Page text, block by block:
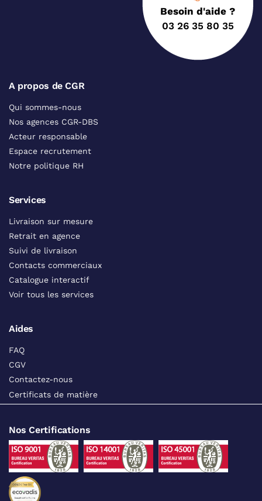
Besoin d'aide ?
03 26 35 80 35
A propos de CGR
Qui sommes-nous
Nos agences CGR-DBS
Acteur responsable
Espace recrutement
Notre politique RH
Services
Livraison sur mesure
Retrait en agence
Suivi de livraison
Contacts commerciaux
Catalogue interactif
Voir tous les services
Aides
FAQ
CGV
Contactez-nous
Certificats de matière
Nos Certifications